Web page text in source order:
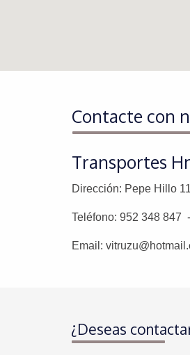
Contacte con
Transportes
Dirección: Pepe Hillo
Teléfono: 952 348 847
Email:
¿Deseas